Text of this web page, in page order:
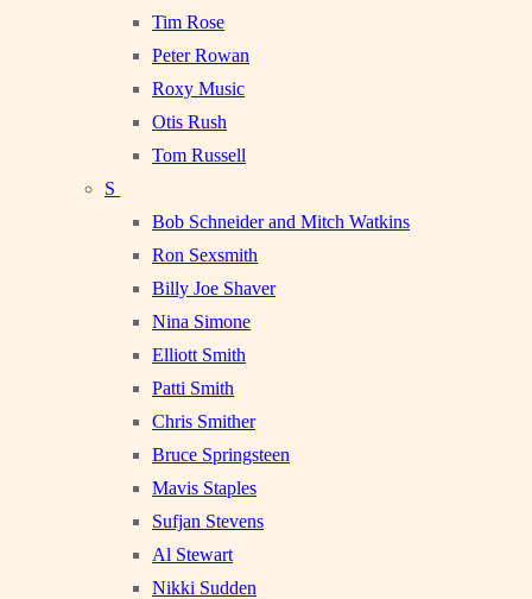
Tim Rose
Peter Rowan
Roxy Music
Otis Rush
Tom Russell
S
Bob Schneider and Mitch Watkins
Ron Sexsmith
Billy Joe Shaver
Nina Simone
Elliott Smith
Patti Smith
Chris Smither
Bruce Springsteen
Mavis Staples
Sufjan Stevens
Al Stewart
Nikki Sudden